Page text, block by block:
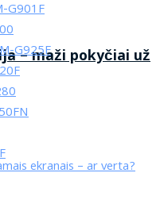
– maži pokyčiai už
G901F
G925F